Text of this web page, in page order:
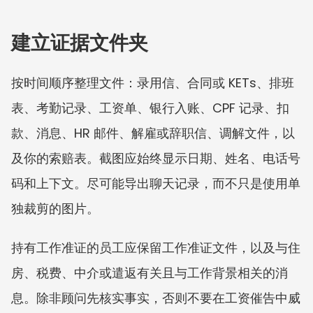
建立证据文件夹
按时间顺序整理文件：录用信、合同或 KETs、排班
表、考勤记录、工资单、银行入账、CPF 记录、扣
款、消息、HR 邮件、解雇或辞职信、调解文件，以
及你的索赔表。截图应始终显示日期、姓名、电话号
码和上下文。尽可能导出聊天记录，而不只是使用单
独裁剪的图片。
持有工作准证的员工应保留工作准证文件，以及与住
房、税费、中介或遣返有关且与工作背景相关的消
息。除非顾问先核实事实，否则不要在工资催告中威